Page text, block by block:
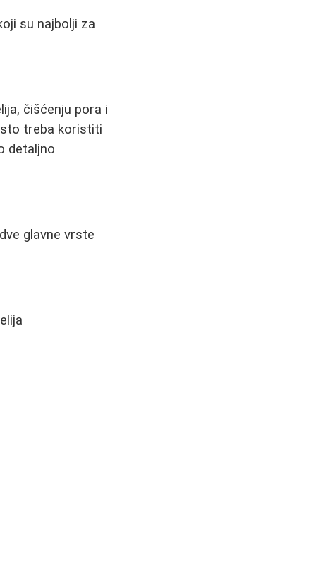
su najbolji za
čišćenju pora i
treba koristiti
detaljno
glavne vrste